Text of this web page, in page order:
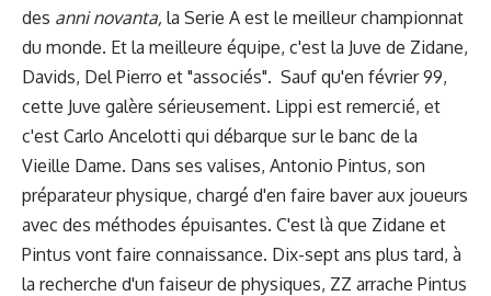
des anni novanta, la Serie A est le meilleur championnat
du monde. Et la meilleure équipe, c'est la Juve de Zidane,
Davids, Del Pierro et "associés". Sauf qu'en février 99,
cette Juve galère sérieusement. Lippi est remercié, et
c'est Carlo Ancelotti qui débarque sur le banc de la
Vieille Dame. Dans ses valises, Antonio Pintus, son
préparateur physique, chargé d'en faire baver aux joueurs
avec des méthodes épuisantes. C'est là que Zidane et
Pintus vont faire connaissance. Dix-sept ans plus tard, à
la recherche d'un faiseur de physiques, ZZ arrache Pintus